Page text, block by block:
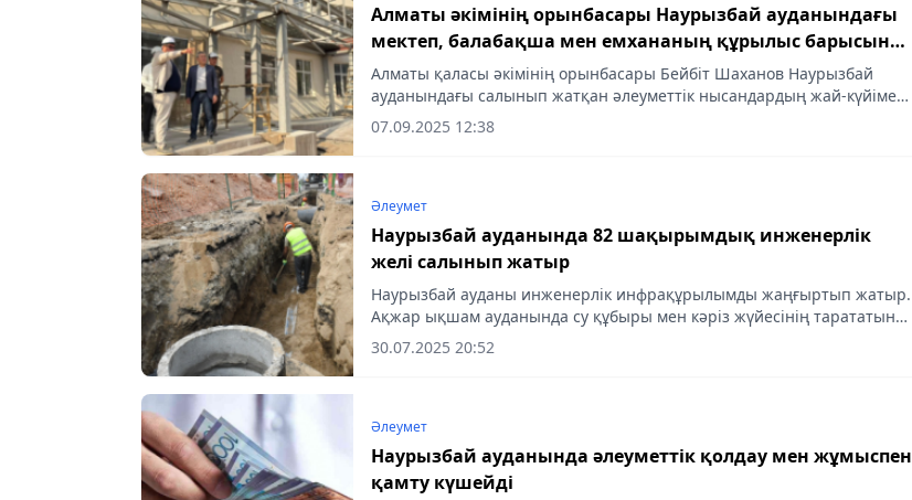
Алматы әкімінің орынбасары Наурызбай ауданындағы
мектеп, балабақша мен емхананың құрылыс барысын
тексерді
Алматы қаласы әкімінің орынбасары Бейбіт Шаханов Наурызбай
ауданындағы салынып жатқан әлеуметтік нысандардың жай-күйімен
танысып қайтты. Сапар барысында мектеп, балабақша мен
емхананың құрылыс...
07.09.2025 12:38
Әлеумет
Наурызбай ауданында 82 шақырымдық инженерлік
желі салынып жатыр
Наурызбай ауданы инженерлік инфрақұрылымды жаңғыртып жатыр.
Ақжар ықшам ауданында су құбыры мен кәріз жүйесінің тарататын
желілерді салудың екінші кезеңі басталды. Өңірлік коммуникациялар
қызметі...
30.07.2025 20:52
Әлеумет
Наурызбай ауданында әлеуметтік қолдау мен жұмыспен
қамту күшейді